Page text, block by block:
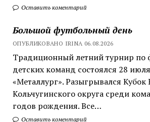
Оставить коментарий
Большой футбольный день
ОПУБЛИКОВАНО IRINA 06.08.2026
Традиционный летний турнир по
детских команд состоялся 28
«Металлург». Разыгрывался
Кольчугинского округа среди
годов рождения. Все…
Оставить коментарий